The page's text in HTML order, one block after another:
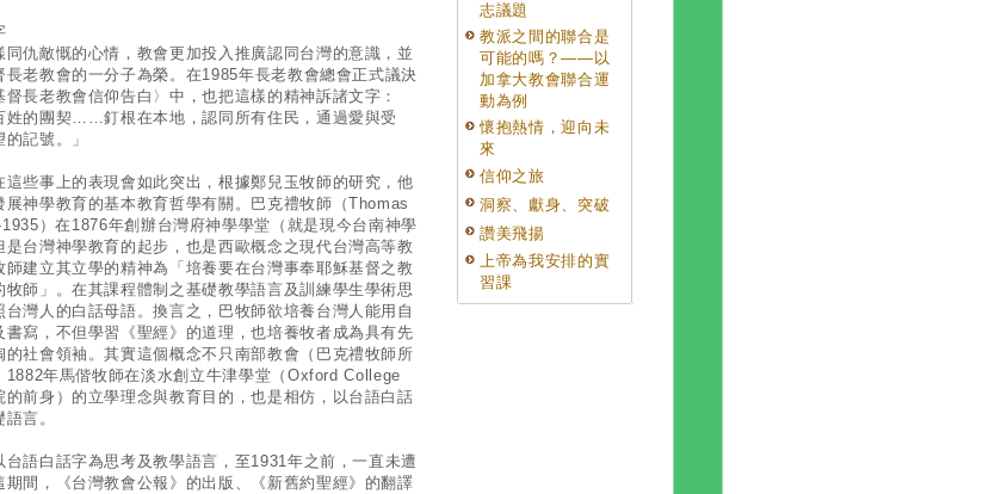
敵慨的心情，教會更加投入推廣認同台灣的意識，並
長老教會的一分子為榮。在1985年長老教會總會正式議決
長老教會信仰告白〉中，也把這樣的精神訴諸文字：
姓的團契……釘根在本地，認同所有住民，通過愛與受
記號。」
事上的表現會如此突出，根據鄭兒玉牧師的研究，他
展神學教育的基本教育哲學有關。巴克禮牧師（Thomas
）在1876年創辦台灣府神學學堂（就是現今台南神學
是台灣神學教育的起步，也是西歐概念之現代台灣高等教
師建立其立學的精神為「培養要在台灣事奉耶穌基督之教
牧師」。在其課程體制之基礎教學語言及訓練學生學術思
台灣人的白話母語。換言之，巴牧師欲培養台灣人能用自
書寫，不但學習《聖經》的道理，也培養牧者成為具有先
的社會領袖。其實這個概念不只南部教會（巴克禮牧師所
1882年馬偕牧師在淡水創立牛津學堂（Oxford College
前身）的立學理念與教育目的，也是相仿，以台語白話
言。
白話字為思考及教學語言，至1931年之前，一直未遭
期間，《台灣教會公報》的出版、《新舊約聖經》的翻譯
志議題
教派之間的聯合是
可能的嗎？——以
加拿大教會聯合運
動為例
懷抱熱情，迎向未
來
信仰之旅
洞察、獻身、突破
讚美飛揚
上帝為我安排的實
習課